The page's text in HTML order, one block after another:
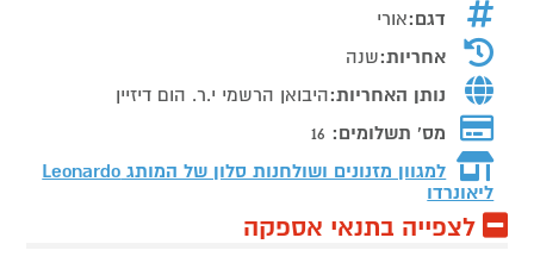
דגם:אורי
אחריות:שנה
נותן האחריות:היבואן הרשמי י.ר. הום דיזיין
מס' תשלומים: 16
למגוון מזנונים ושולחנות סלון של המותג Leonardo
ליאונרדו
לצפייה בתנאי אספקה